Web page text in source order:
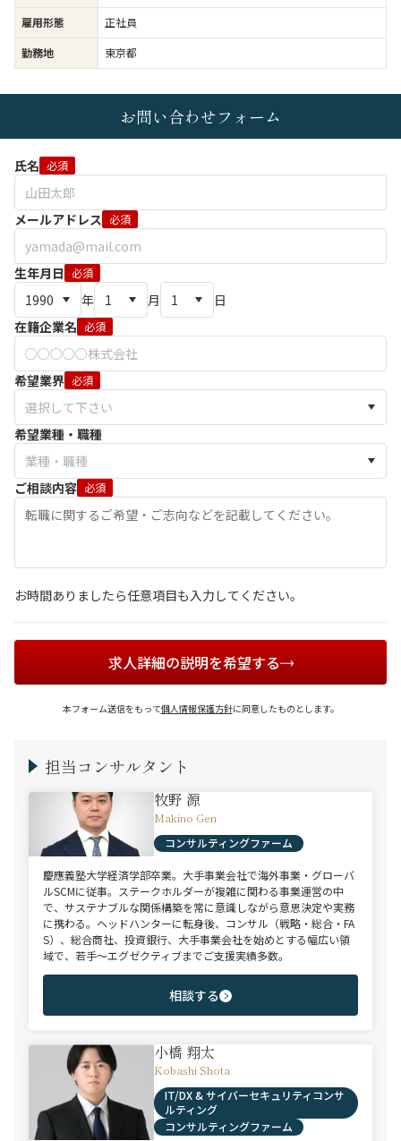
雇用形態
正社員
勤務地
東京都
お問い合わせフォーム
氏名 必須
メールアドレス 必須
生年月日 必須
年 月
日
在籍企業名 必須
希望業界 必須
希望業種・職種
ご相談内容 必須
お時間ありましたら任意項目も入力してください。
求人詳細の説明を希望する
本フォーム送信をもって個人情報保護方針に同意したものとします。
担当コンサルタント
牧野 源
Makino Gen
コンサルティングファーム
慶應義塾大学経済学部卒業。大手事業会社で海外事業・グローバ
ルSCMに従事。ステークホルダーが複雑に関わる事業運営の中
で、サステナブルな関係構築を常に意識しながら意思決定や実務
に携わる。ヘッドハンターに転身後、コンサル（戦略・総合・FA
S）、総合商社、投資銀行、大手事業会社を始めとする幅広い領
域で、若手～エグゼクティブまでご支援実績多数。
相談する
小橋 翔太
Kobashi Shota
IT/DX & サイバーセキュリティコンサ
ルティング
コンサルティングファーム